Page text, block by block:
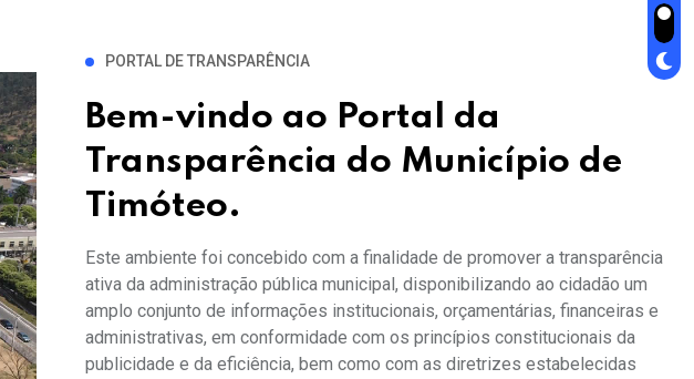
PORTAL DE TRANSPARÊNCIA
Bem-vindo ao Portal da
Transparência do Município de
Timóteo.
Este ambiente foi concebido com a finalidade de promover a transparência
ativa da administração pública municipal, disponibilizando ao cidadão um
amplo conjunto de informações institucionais, orçamentárias, financeiras e
administrativas, em conformidade com os princípios constitucionais da
publicidade e da eficiência, bem como com as diretrizes estabelecidas